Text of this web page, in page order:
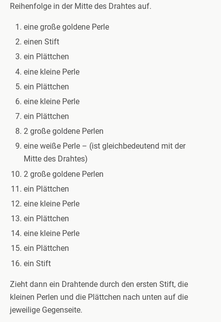
Reihenfolge in der Mitte des Drahtes auf.
eine große goldene Perle
einen Stift
ein Plättchen
eine kleine Perle
ein Plättchen
eine kleine Perle
ein Plättchen
2 große goldene Perlen
eine weiße Perle – (ist gleichbedeutend mit der
Mitte des Drahtes)
2 große goldene Perlen
ein Plättchen
eine kleine Perle
ein Plättchen
eine kleine Perle
ein Plättchen
ein Stift
Zieht dann ein Drahtende durch den ersten Stift, die
kleinen Perlen und die Plättchen nach unten auf die
jeweilige Gegenseite.